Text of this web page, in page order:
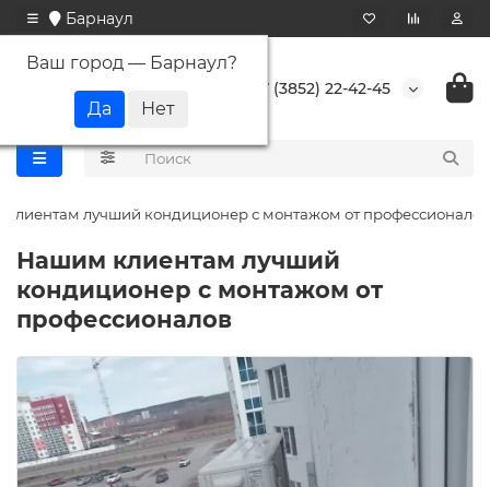
Барнаул
Ваш город — Барнаул?
+7 (3852) 22-42-45
лучший кондиционер с монтажом от профессионалов
Нашим клиентам лучший
кондиционер с монтажом от
профессионалов